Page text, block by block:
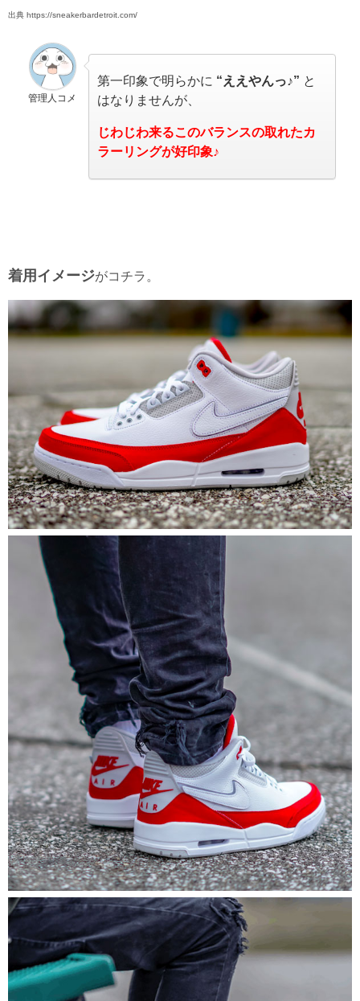
出典 https://sneakerbardetroit.com/
管理人コメ
第一印象で明らかに “ええやんっ♪” と
はなりませんが、
じわじわ来るこのバランスの取れたカ
ラーリングが好印象♪
着用イメージがコチラ。